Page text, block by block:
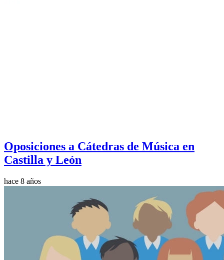
Oposiciones a Cátedras de Música en
Castilla y León
hace 8 años